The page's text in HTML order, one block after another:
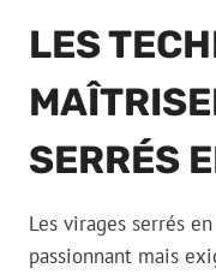
LES
SERRÉS
Les virages serrés
passionnant mais